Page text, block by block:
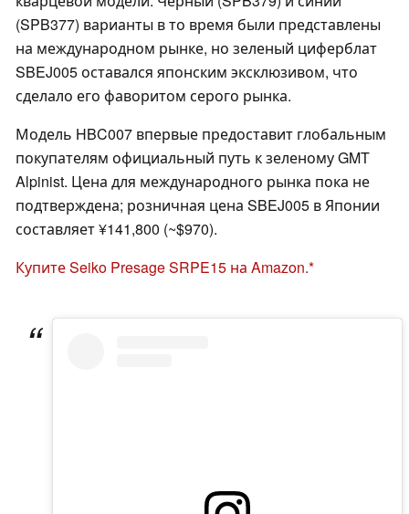
(SPB377) варианты в то время были представлены
на международном рынке, но зеленый циферблат
SBEJ005 оставался японским эксклюзивом, что
сделало его фаворитом серого рынка.
Модель HBC007 впервые предоставит глобальным
покупателям официальный путь к зеленому GMT
Alpinist. Цена для международного рынка пока не
подтверждена; розничная цена SBEJ005 в Японии
составляет ¥141,800 (~$970).
Купите Seiko Presage SRPE15 на Amazon.